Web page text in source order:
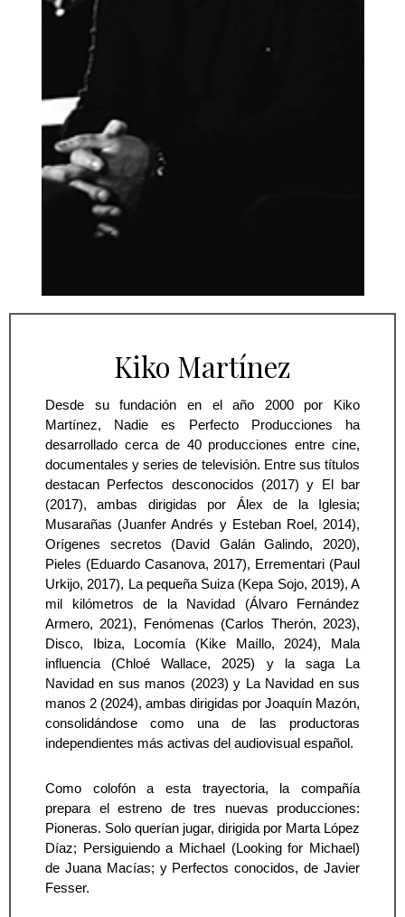
Kiko Martínez
Desde su fundación en el año 2000 por Kiko
Martínez, Nadie es Perfecto Producciones ha
desarrollado cerca de 40 producciones entre cine,
documentales y series de televisión. Entre sus títulos
destacan Perfectos desconocidos (2017) y El bar
(2017), ambas dirigidas por Álex de la Iglesia;
Musarañas (Juanfer Andrés y Esteban Roel, 2014),
Orígenes secretos (David Galán Galindo, 2020),
Pieles (Eduardo Casanova, 2017), Errementari (Paul
Urkijo, 2017), La pequeña Suiza (Kepa Sojo, 2019), A
mil kilómetros de la Navidad (Álvaro Fernández
Armero, 2021), Fenómenas (Carlos Therón, 2023),
Disco, Ibiza, Locomía (Kike Maíllo, 2024), Mala
influencia (Chloé Wallace, 2025) y la saga La
Navidad en sus manos (2023) y La Navidad en sus
manos 2 (2024), ambas dirigidas por Joaquín Mazón,
consolidándose como una de las productoras
independientes más activas del audiovisual español.
Como colofón a esta trayectoria, la compañía
prepara el estreno de tres nuevas producciones:
Pioneras. Solo querían jugar, dirigida por Marta López
Díaz; Persiguiendo a Michael (Looking for Michael)
de Juana Macías; y Perfectos conocidos, de Javier
Fesser.